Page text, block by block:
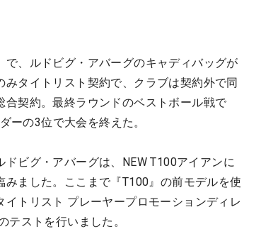
、ルドビグ・アバーグのキャディバッグが
タイトリスト契約で、クラブは契約外で同
契約。最終ラウンドのベストボール戦で
ーの3位で大会を終えた。
ドビグ・アバーグは、NEW T100アイアンに
ました。ここまで『T100』の前モデルを使
トリスト プレーヤープロモーションディレ
テストを行いました。